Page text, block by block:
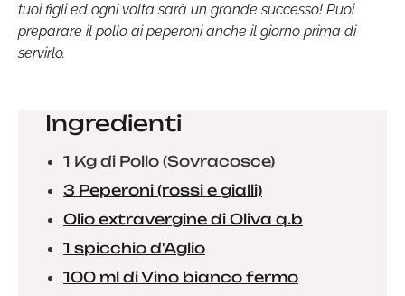
tuoi figli ed ogni volta sarà un grande successo! Puoi
preparare il pollo ai peperoni anche il giorno prima di
servirlo.
Ingredienti
1 Kg di Pollo (Sovracosce)
3 Peperoni (rossi e gialli)
Olio extravergine di Oliva q.b
1 spicchio d'Aglio
100 ml di Vino bianco fermo